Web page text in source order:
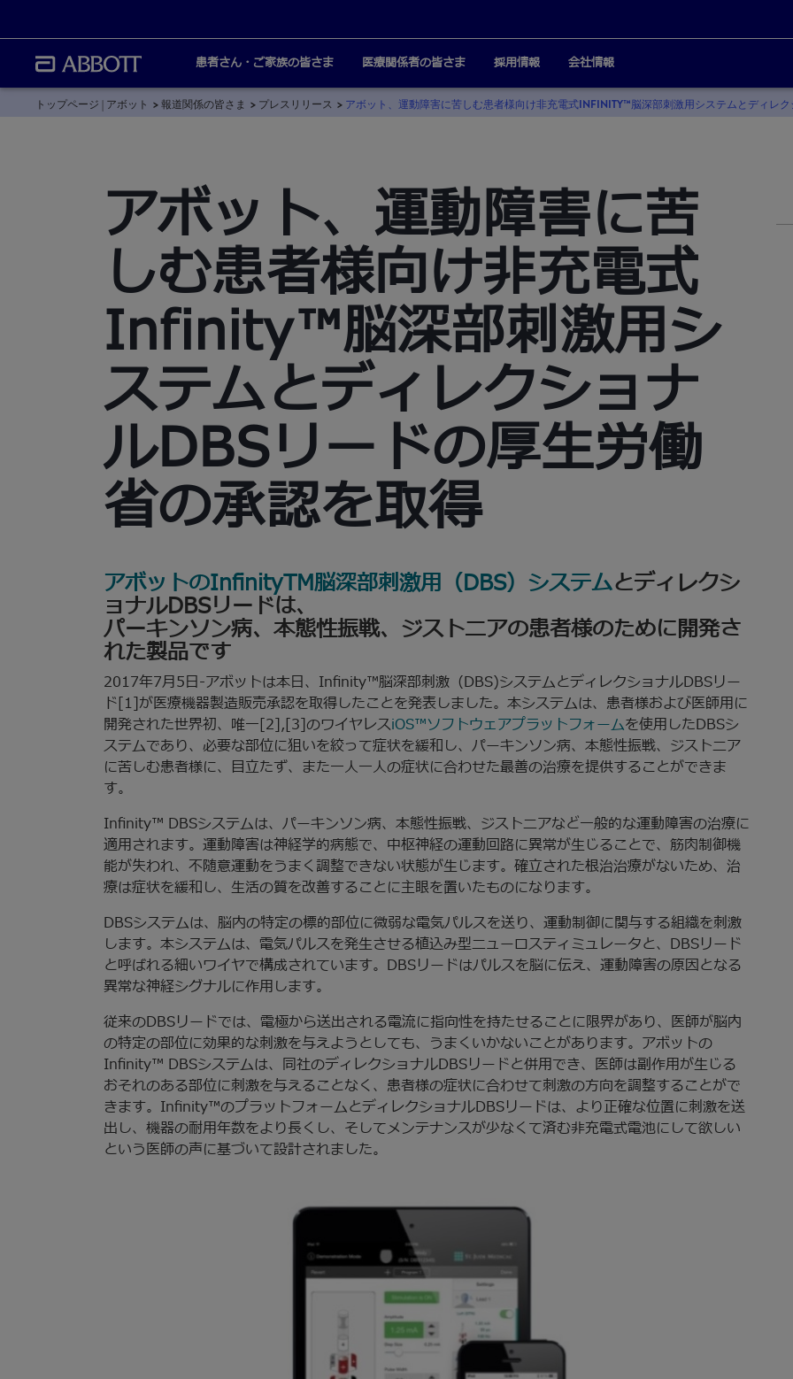
患者さん・ご家族の皆さま 医療関係者の皆さま 採用情報 会社情報
トップページ | アボット 報道関係の皆さま プレスリリース アボット、運動障害に苦しむ患者様向け非充電式INFINITY™脳深部刺激用システムとディレ
アボット、運動障害に苦
しむ患者様向け非充電式
Infinity™脳深部刺激用シ
ステムとディレクショナ
ルDBSリードの厚生労働
省の承認を取得
アボットのInfinityTM脳深部刺激用（DBS）システムとディレクシ
ョナルDBSリードは、
パーキンソン病、本態性振戦、ジストニアの患者様のために開発さ
れた製品です
2017年7月5日-アボットは本日、Infinity™脳深部刺激（DBS)システムとディレクショナルDBSリー
ド[1]が医療機器製造販売承認を取得したことを発表しました。本システムは、患者様および医師用に
開発された世界初、唯一[2],[3]のワイヤレスiOS™ソフトウェアプラットフォームを使用したDBSシ
ステムであり、必要な部位に狙いを絞って症状を緩和し、パーキンソン病、本態性振戦、ジストニア
に苦しむ患者様に、目立たず、また一人一人の症状に合わせた最善の治療を提供することができま
す。
Infinity™ DBSシステムは、パーキンソン病、本態性振戦、ジストニアなど一般的な運動障害の治療に
適用されます。運動障害は神経学的病態で、中枢神経の運動回路に異常が生じることで、筋肉制御機
能が失われ、不随意運動をうまく調整できない状態が生じます。確立された根治治療がないため、治
療は症状を緩和し、生活の質を改善することに主眼を置いたものになります。
DBSシステムは、脳内の特定の標的部位に微弱な電気パルスを送り、運動制御に関与する組織を刺激
します。本システムは、電気パルスを発生させる植込み型ニューロスティミュレータと、DBSリード
と呼ばれる細いワイヤで構成されています。DBSリードはパルスを脳に伝え、運動障害の原因となる
異常な神経シグナルに作用します。
従来のDBSリードでは、電極から送出される電流に指向性を持たせることに限界があり、医師が脳内
の特定の部位に効果的な刺激を与えようとしても、うまくいかないことがあります。アボットの
Infinity™ DBSシステムは、同社のディレクショナルDBSリードと併用でき、医師は副作用が生じる
おそれのある部位に刺激を与えることなく、患者様の症状に合わせて刺激の方向を調整することがで
きます。Infinity™のプラットフォームとディレクショナルDBSリードは、より正確な位置に刺激を送
出し、機器の耐用年数をより長くし、そしてメンテナンスが少なくて済む非充電式電池にして欲しい
という医師の声に基づいて設計されました。